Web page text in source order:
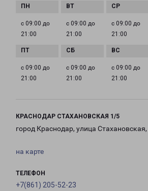
с 09:00 до
21:00
с 09:00 до
21:00
с 09:00 до
21:00
с 09:00 до
21:00
с 09:00 до
21:00
с 09:00 до
21:00
КРАСНОДАР СТАХАНОВСКАЯ 1/5
город Краснодар, улица Стахановская,
на карте
ТЕЛЕФОН
+7(861) 205-52-23